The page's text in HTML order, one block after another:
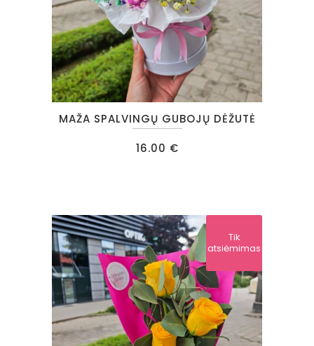
MAŽA SPALVINGŲ GUBOJŲ DĖŽUTĖ
16.00 €
Tik
atsiėmimas